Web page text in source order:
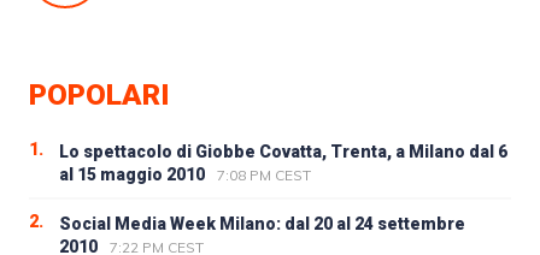
POPOLARI
1.
Lo spettacolo di Giobbe Covatta, Trenta, a Milano dal 6
al 15 maggio 2010
7:08 PM CEST
2.
Social Media Week Milano: dal 20 al 24 settembre
2010
7:22 PM CEST